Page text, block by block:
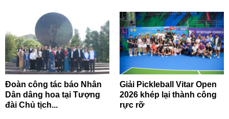
Đoàn công tác báo Nhân
Dân dâng hoa tại Tượng
đài Chủ tịch...
Giải Pickleball Vitar Open
2026 khép lại thành công
rực rỡ